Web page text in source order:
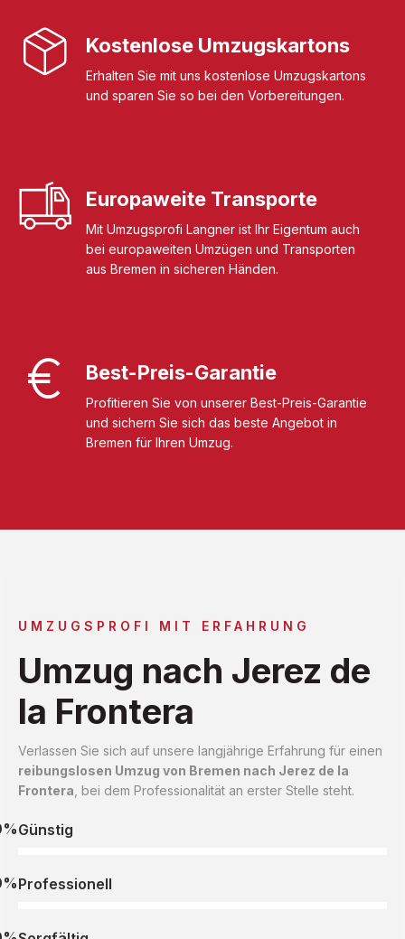
Kostenlose Umzugskartons
Erhalten Sie mit uns kostenlose Umzugskartons
und sparen Sie so bei den Vorbereitungen.
Europaweite Transporte
Mit Umzugsprofi Langner ist Ihr Eigentum auch
bei europaweiten Umzügen und Transporten
aus Bremen in sicheren Händen.
Best-Preis-Garantie
Profitieren Sie von unserer Best-Preis-Garantie
und sichern Sie sich das beste Angebot in
Bremen für Ihren Umzug.
UMZUGSPROFI MIT ERFAHRUNG
Umzug nach Jerez de
la Frontera
Verlassen Sie sich auf unsere langjährige Erfahrung für einen
reibungslosen Umzug von Bremen nach Jerez de la
Frontera , bei dem Professionalität an erster Stelle steht.
Günstig
Professionell